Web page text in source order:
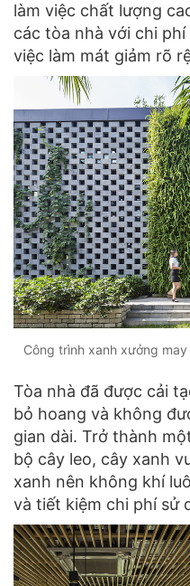
làm việc chất lượng
các tòa nhà với chi
việc làm mát giảm rõ
Công trình xanh xưởng
Tòa nhà đã được cải
bỏ hoang và không
gian dài. Trở thành
bộ cây leo, cây xanh
xanh nên không khí
và tiết kiệm chi phí sử